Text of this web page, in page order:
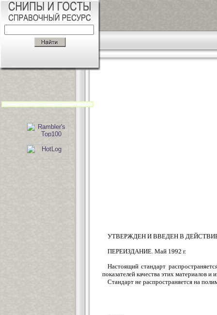
УТВЕРЖДЕН И ВВЕДЕН В ДЕЙСТВИЕ
ПЕРЕИЗДАНИЕ. Май 1992 г.
Настоящий стандарт
показателей качества этих материалов и
Стандарт не распространяется на